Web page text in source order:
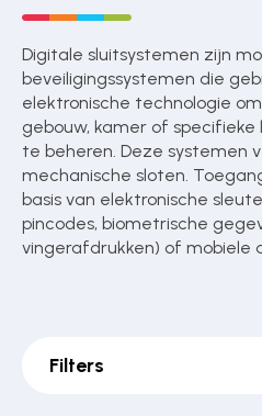
Hekwerkonderdelen
Kluizen
Poortonderdelen
Digitale sluitsystemen zijn
beveiligingssystemen die
elektronische technologie
gebouw, kamer of
te beheren. Deze systemen
mechanische sloten.
basis van elektronische
pincodes, biometrische
vingerafdrukken) of mobiele
Filters